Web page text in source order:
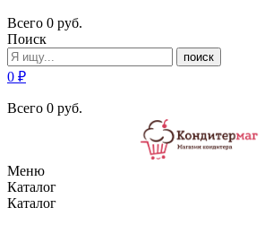
Всего 0 руб.
Поиск
поиск
0 ₽
Всего 0 руб.
Меню
Каталог
Каталог